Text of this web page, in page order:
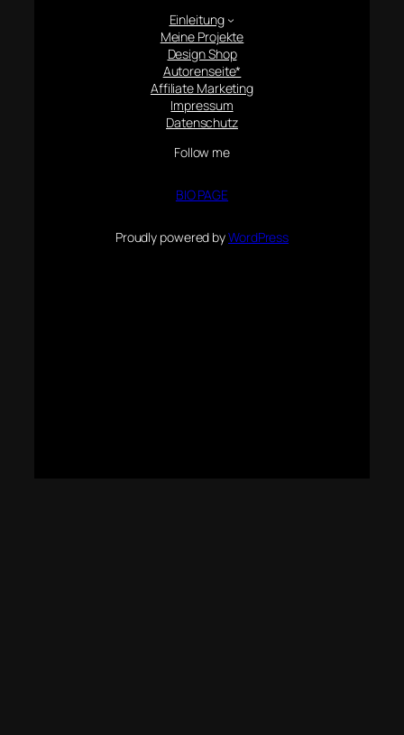
Einleitung
Meine Projekte
Design Shop
Autorenseite*
Affiliate Marketing
Impressum
Datenschutz
Follow me
BIO PAGE
Proudly powered byWordPress